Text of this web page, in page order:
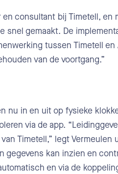
consultant bij Timetell, en
snel gemaakt. De
tussen Timetell en
van de voortgang.”
nu in en uit op fysieke
via de app.
Timetell,” legt Vermeulen
gegevens kan inzien en
en via de